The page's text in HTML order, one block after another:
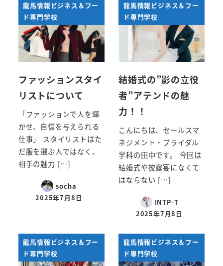
龍馬情報ビジネス＆フー
ド専門学校
ファッションスタイ
リストについて
「ファッションで人を輝
かせ、自信を与えられる
仕事」 スタイリストはた
だ服を選ぶ人ではなく、
相手の魅力 […]
socha
投稿日
2025年7月8日
龍馬情報ビジネス＆フー
ド専門学校
結婚式の”影の立役
者”アテンドの魅
力！！
こんにちは、セールスマ
ネジメント・ブライダル
学科の田中です。 今回は
結婚式や披露宴になくて
はならない […]
INTP-T
投稿日
2025年7月8日
龍馬情報ビジネス＆フー
ド専門学校
龍馬情報ビジネス＆フー
ド専門学校